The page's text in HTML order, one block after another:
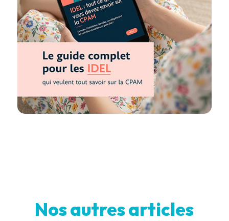
Nos autres articles